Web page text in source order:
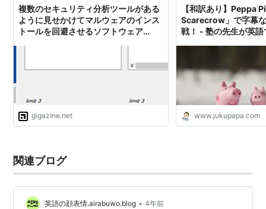
複数のセキュリティ分析ツールがある
ように見せかけてマルウェアのインス
トールを回避させるソフトウェア
gigazine.net
【和訳あり】Peppa
Scarecrow」で字幕
戦！ - 塾の先生が英
www.jukupapa.com
関連ブログ
英語の顔表情.airabuwo.blog • 4年前